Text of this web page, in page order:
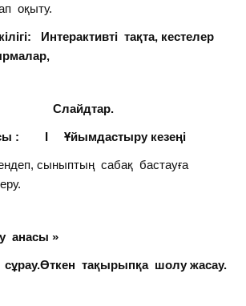
оқыту.
Интерактивті тақта, кестелер
: І Ұйымдастыру кезеңі
сыныптың сабақ бастауға
анасы »
тақырыпқа шолу жасау.